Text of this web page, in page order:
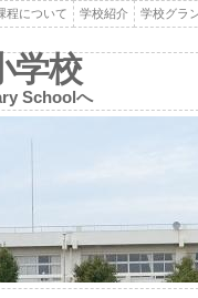
程について 学校紹介
学校グラ
学校
Schoolへ